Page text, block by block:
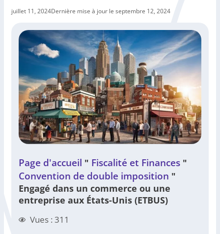
juillet 11, 2024Dernière mise à jour le septembre 12, 2024
Page d'accueil " Fiscalité et Finances "
Convention de double imposition "
Engagé dans un commerce ou une
entreprise aux États-Unis (ETBUS)
Vues : 311